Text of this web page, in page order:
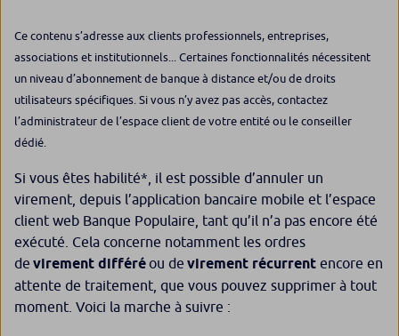
Ce contenu s’adresse aux clients professionnels, entreprises,
associations et institutionnels... Certaines fonctionnalités nécessitent
un niveau d’abonnement de banque à distance et/ou de droits
utilisateurs spécifiques. Si vous n’y avez pas accès, contactez
l’administrateur de l’espace client de votre entité ou le conseiller
dédié.
Si vous êtes habilité*, il est possible d’annuler un
virement, depuis l’application bancaire mobile et l’espace
client web Banque Populaire, tant qu’il n’a pas encore été
exécuté. Cela concerne notamment les ordres
de virement différéou de virement récurrent encore en
attente de traitement, que vous pouvez supprimer à tout
moment. Voici la marche à suivre :